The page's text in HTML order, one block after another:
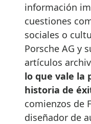
información
cuestiones
sociales o
Porsche AG y
artículos
lo que vale la
historia de
comienzos de
diseñador de